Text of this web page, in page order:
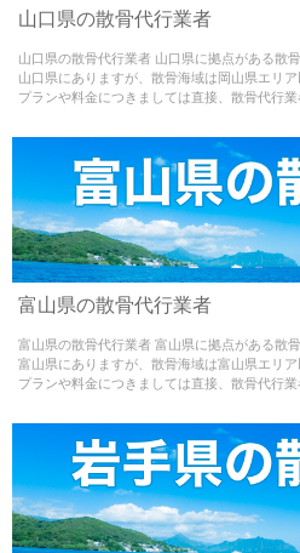
Warning: Use of undefined
/home/misao09110704/
山口県の散骨代行業者
山口県の散骨代行業者 山口県に拠点がある散
山口県にありますが、散骨海域は岡山県エリ
プランや料金につきましては直接、散骨代行
Warning: Use of undefined
/home/misao09110704/
富山県の散骨代行業者
富山県の散骨代行業者 富山県に拠点がある散
富山県にありますが、散骨海域は富山県エリ
プランや料金につきましては直接、散骨代行